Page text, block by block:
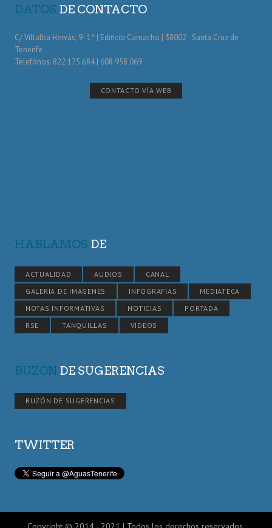
DATOS DE CONTACTO
C/ Villalba Hervás, 9 -1º | Edificio Camacho | 38002 · Santa Cruz de
Tenerife
Telefónos: 822 175 684 | 608 958 069
CONTACTO VÍA WEB
HABLAMOS DE
ACTUALIDAD AUDIOS
CANAL
GALERÍA DE IMÁGENES
INFOGRAFÍAS
MEDIATECA
NOTAS INFORMATIVAS
NOTICIAS
PORTADA
RSE
TANQUILLAS VÍDEOS
BUZÓN DE SUGERENCIAS
BUZÓN DE SUGERENCIAS
TWITTER